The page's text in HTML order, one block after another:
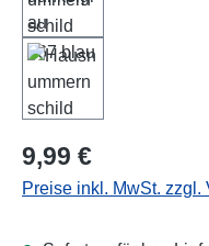
Regulärer Preis:
9,99 €
Preise inkl. MwSt. zzgl.